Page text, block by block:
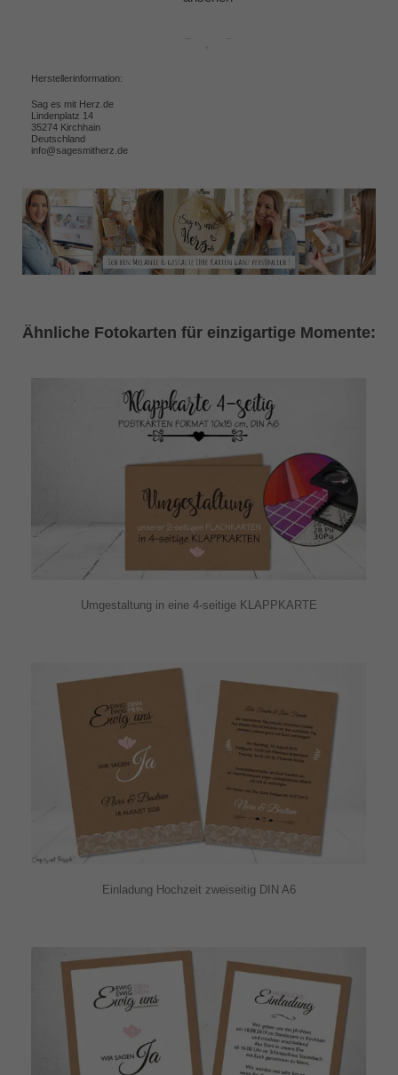
Herstellerinformation:
Sag es mit Herz.de
Lindenplatz 14
35274 Kirchhain
Deutschland
info@sagesmitherz.de
Ähnliche Fotokarten für einzigartige Momente:
Umgestaltung in eine 4-seitige KLAPPKARTE
Einladung Hochzeit zweiseitig DIN A6